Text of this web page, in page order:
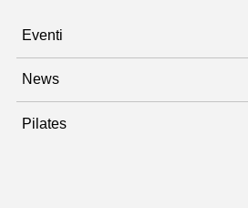
Eventi
News
Pilates